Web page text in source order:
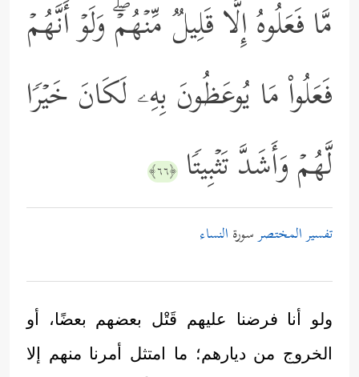
مَّا فَعَلُوهُ إِلَّا قَلِیلࣱ مِّنۡهُمۡۖ وَلَوۡ أَنَّهُمۡ
فَعَلُواْ مَا یُوعَظُونَ بِهِۦ لَكَانَ خَیۡرࣰا
لَّهُمۡ وَأَشَدَّ تَثۡبِیتࣰا ﴿٦٦﴾
تفسير المختصرسورة النساء
ولو أنا فرضنا عليهم قَتْل بعضهم بعضًا، أو
الخروج من ديارهم؛ ما امتثل أمرنا منهم إلا